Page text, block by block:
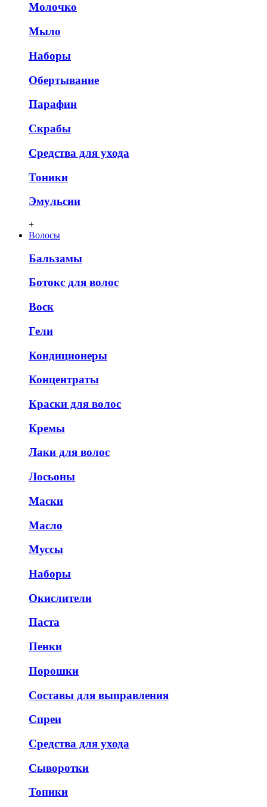
Молочко
Мыло
Наборы
Обертывание
Парафин
Скрабы
Средства для ухода
Тоники
Эмульсии
+
Волосы
Бальзамы
Ботокс для волос
Воск
Гели
Кондиционеры
Концентраты
Краски для волос
Кремы
Лаки для волос
Лосьоны
Маски
Масло
Муссы
Наборы
Окислители
Паста
Пенки
Порошки
Составы для выправления
Спреи
Средства для ухода
Сыворотки
Тоники